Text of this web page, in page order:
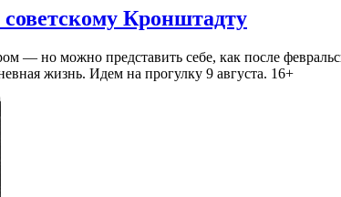
Кронштадту
но можно представить себе, как после
жизнь. Идем на прогулку 9 августа. 16+